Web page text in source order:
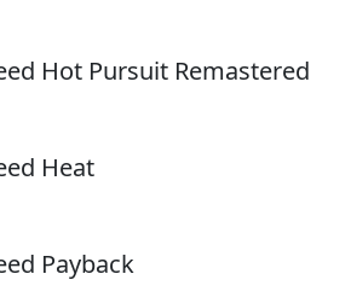
Hot Pursuit Remastered
Heat
Payback